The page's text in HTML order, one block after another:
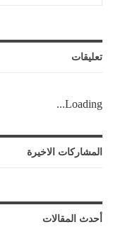
تعليقات
Loading...
المشاركات الاخيرة
أحدث المقالات